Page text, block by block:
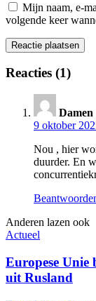
Mijn naam, e-
volgende keer
Reacties (1)
Damen
9 oktober
Nou , hier
duurder. En
Anderen lazen ook
Actueel
Europese Unie
uit Rusland